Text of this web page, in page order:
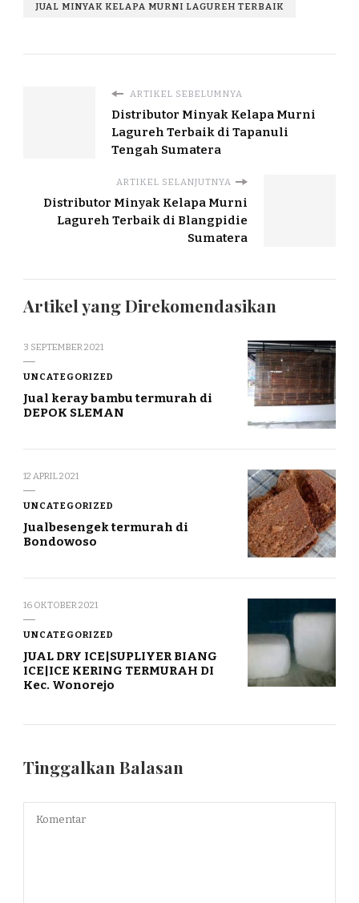
JUAL MINYAK KELAPA MURNI LAGUREH TERBAIK
ARTIKEL SEBELUMNYA
Distributor Minyak Kelapa Murni
Lagureh Terbaik di Tapanuli
Tengah Sumatera
ARTIKEL SELANJUTNYA
Distributor Minyak Kelapa Murni
Lagureh Terbaik di Blangpidie
Sumatera
Artikel yang Direkomendasikan
3 SEPTEMBER 2021
UNCATEGORIZED
Jual keray bambu termurah di
DEPOK SLEMAN
12 APRIL 2021
UNCATEGORIZED
Jualbesengek termurah di
Bondowoso
16 OKTOBER 2021
UNCATEGORIZED
JUAL DRY ICE|SUPLIYER BIANG
ICE|ICE KERING TERMURAH DI
Kec. Wonorejo
Tinggalkan Balasan